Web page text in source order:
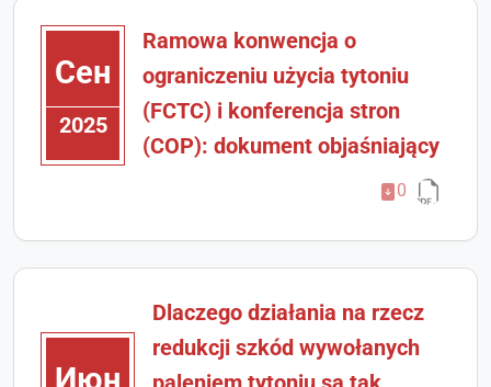
Сен
2025
Ramowa konwencja o
ograniczeniu użycia tytoniu
(FCTC) i konferencja stron
(COP): dokument objaśniający
0
Июн
Dlaczego działania na rzecz
redukcji szkód wywołanych